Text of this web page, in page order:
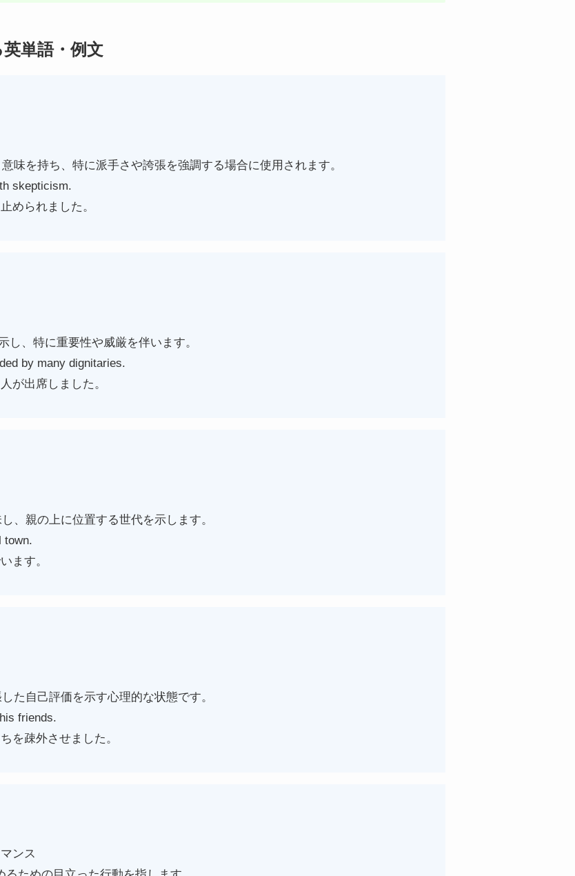
単語・例文
味を持ち、特に派手さや誇張を強調する場合に使用されます。
skepticism.
められました。
し、特に重要性や威厳を伴います。
by many dignitaries.
が出席しました。
、親の上に位置する世代を示します。
town.
ます。
た自己評価を示す心理的な状態です。
friends.
を疎外させました。
ンス